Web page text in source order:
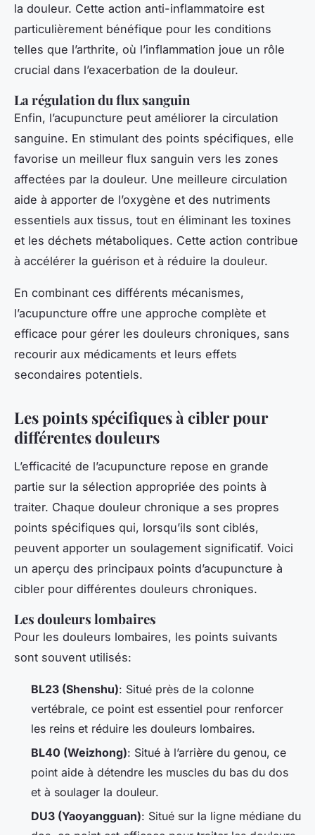
la douleur. Cette action anti-inflammatoire est
particulièrement bénéfique pour les conditions
telles que l’arthrite, où l’inflammation joue un rôle
crucial dans l’exacerbation de la douleur.
La régulation du flux sanguin
Enfin, l’acupuncture peut améliorer la circulation
sanguine. En stimulant des points spécifiques, elle
favorise un meilleur flux sanguin vers les zones
affectées par la douleur. Une meilleure circulation
aide à apporter de l’oxygène et des nutriments
essentiels aux tissus, tout en éliminant les toxines
et les déchets métaboliques. Cette action contribue
à accélérer la guérison et à réduire la douleur.
En combinant ces différents mécanismes,
l’acupuncture offre une approche complète et
efficace pour gérer les douleurs chroniques, sans
recourir aux médicaments et leurs effets
secondaires potentiels.
Les points spécifiques à cibler pour
différentes douleurs
L’efficacité de l’acupuncture repose en grande
partie sur la sélection appropriée des points à
traiter. Chaque douleur chronique a ses propres
points spécifiques qui, lorsqu’ils sont ciblés,
peuvent apporter un soulagement significatif. Voici
un aperçu des principaux points d’acupuncture à
cibler pour différentes douleurs chroniques.
Les douleurs lombaires
Pour les douleurs lombaires, les points suivants
sont souvent utilisés:
BL23 (Shenshu): Situé près de la colonne
vertébrale, ce point est essentiel pour renforcer
les reins et réduire les douleurs lombaires.
BL40 (Weizhong): Situé à l’arrière du genou, ce
point aide à détendre les muscles du bas du dos
et à soulager la douleur.
DU3 (Yaoyangguan): Situé sur la ligne médiane du